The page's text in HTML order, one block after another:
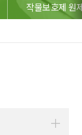
작물보호제 원